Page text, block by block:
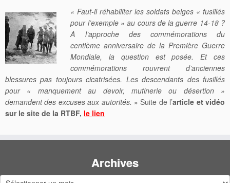
« Faut-il réhabiliter les soldats belges « fusillés
pour l’exemple » au cours de la guerre 14-18 ?
A l’approche des commémorations du
centième anniversaire de la Première Guerre
Mondiale, la question est posée. Et ces
commémorations rouvrent d’anciennes
blessures pas toujours cicatrisées. Les descendants des fusillés
pour « manquement au devoir, mutinerie ou désertion »
demandent des excuses aux autorités. » Suite de l’article et vidéo
sur le site de la RTBF, le lien
Archives
Archives